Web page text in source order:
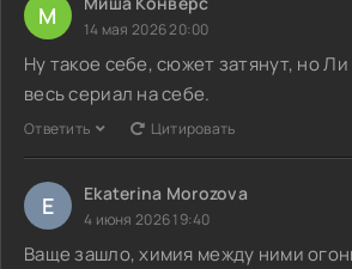
М 14 мая 2026 20:00
Ну такое себе, сюжет затянут, но
весь сериал на себе.
Ответить Цитировать
E Ekaterina Morozova
4 июня 2026 19:40
Ваще зашло, химия между ними